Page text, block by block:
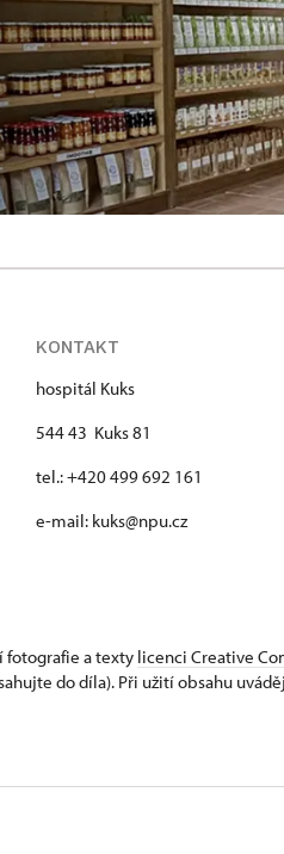
KONTAKT
hospitál Kuks
544 43 Kuks 81
tel.: +420 499 692 161
e-mail: kuks@npu.cz
fotografie a texty licenci Creative
do díla). Při užití obsahu